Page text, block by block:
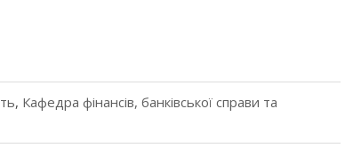
, Кафедра фінансів, банківської справи та